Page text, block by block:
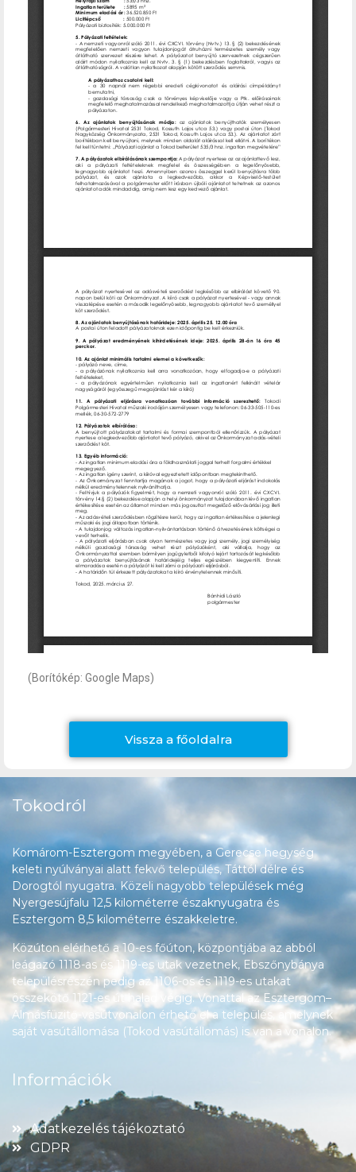
(Borítókép: Google Maps)
Vissza a főoldalra
Tokodról
Komárom-Esztergom megyében, a Gerecse hegység
keleti nyúlványai alatt fekvő település, Táttól délre és
Dorogtól nyugatra. Közeli nagyobb települések még
Nyergesújfalu 12,5 kilométerre északnyugatra és
Esztergom 8,5 kilométerre északkeletre.
Közúton elérhető a 10-es főúton, központjába az abból
leágazó 1118-as és 1119-es utak vezetnek, Ebszőnybánya
településrészén pedig az 1106-os és 1119-es utakat
összekötő 1121-es út halad végig. Vonattal az Esztergom–
Almásfüzitő-vasútvonalon érhető el a település, amelynek
saját vasútállomása (Tokod vasútállomás) is van a vonalon.
Információk
Adatkezelés tájékoztató
GDPR